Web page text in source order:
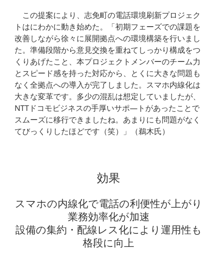
この提案により、志免町の電話環境刷新プロジェク
トはにわかに動き始めた。「初期フェーズでの課題を
改善しながら徐々に展開拠点への環境構築を行いまし
た。準備段階から意見交換を重ねてしっかり構成をつ
くりあげたこと、本プロジェクトメンバーのチーム力
とスピード感を持った対応から、とくに大きな問題も
なく全拠点への導入が完了しました。スマホ内線化は
大きな変革です。多少の混乱は想定していましたが、
NTTドコモビジネスの手厚いサポ―トがあったことで
スムーズに移行できましたね。あまりにも問題がなく
てびっくりしたほどです（笑）」（鵜木氏）
効果
スマホの内線化で電話の利便性が上がり
業務効率化が加速
設備の集約・配線レス化により運用性も
格段に向上